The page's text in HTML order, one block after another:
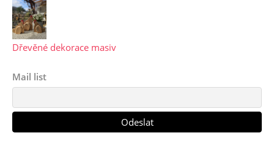
Dřevěné dekorace masiv
Mail list